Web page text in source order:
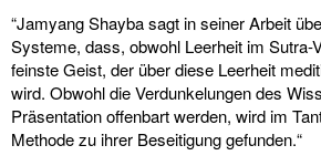
“Jamyang Shayba sagt in seiner Arbeit
Systeme, dass, obwohl Leerheit im Sutra-
feinste Geist, der über diese Leerheit
wird. Obwohl die Verdunkelungen des
Präsentation offenbart werden, wird im
Methode zu ihrer Beseitigung gefunden.“